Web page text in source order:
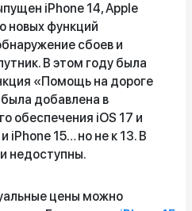
iPhone 14, Apple
новых функций
сбоев и
В этом году была
«Помощь на дороге
добавлена в
обеспечения iOS 17 и
iPhone 15… но не к 13. В
недоступны.
цены можно